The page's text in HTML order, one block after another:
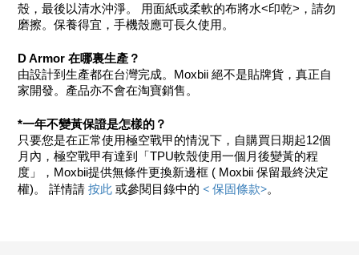
殼，最後以清水沖淨。 用面紙或柔軟的布將水<印乾>，請勿
磨擦。保養得宜，手機殼應可長久使用。
D Armor 在哪裏生產？
由設計到生產都在台灣完成。Moxbii 絕不是貼牌貨，真正自
家開發。產品亦不會在淘寶銷售。
*一年不變黃保證是怎樣的？
只要您是在正常使用極空戰甲的情況下，自購買日期起12個
月內，極空戰甲有達到「TPU軟殼使用一個月後變黃的程
度」，Moxbii提供無條件更換新邊框 ( Moxbii 保留最終決定
權)。 詳情請 按此 或參閱目錄中的 < 保固條款>。